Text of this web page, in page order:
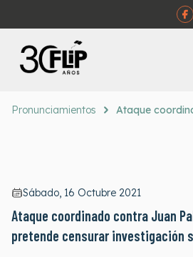
Pronunciamientos Ataque
Sábado, 16 Octubre 2021
Ataque coordinado contra Juan
pretende censurar investigación